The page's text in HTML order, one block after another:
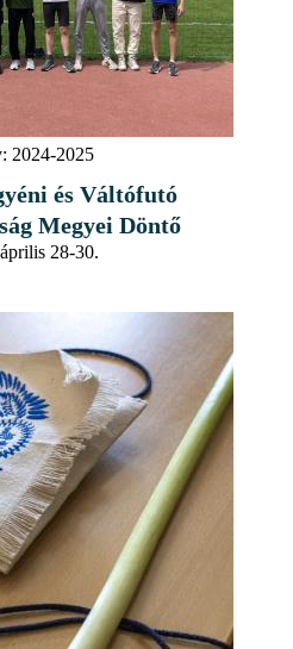
2024-2025
és Váltófutó
Megyei Döntő
28-30.